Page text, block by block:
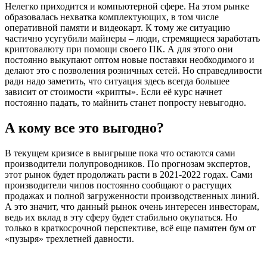
Нелегко приходится и компьютерной сфере. На этом рынке
образовалась нехватка комплектующих, в том числе
оперативной памяти и видеокарт. К тому же ситуацию
частично усугубили майнеры – люди, стремящиеся заработать
криптовалюту при помощи своего ПК. А для этого они
постоянно выкупают оптом новые поставки необходимого и
делают это с позволения розничных сетей. Но справедливости
ради надо заметить, что ситуация здесь всегда большее
зависит от стоимости «крипты». Если её курс начнет
постоянно падать, то майнить станет попросту невыгодно.
А кому все это выгодно?
В текущем кризисе в выигрыше пока что остаются сами
производители полупроводников. По прогнозам экспертов,
этот рынок будет продолжать расти в 2021-2022 годах. Сами
производители чипов постоянно сообщают о растущих
продажах и полной загруженности производственных линий.
А это значит, что данный рынок очень интересен инвесторам,
ведь их вклад в эту сферу будет стабильно окупаться. Но
только в краткосрочной перспективе, всё еще памятен бум от
«пузыря» трехлетней давности.